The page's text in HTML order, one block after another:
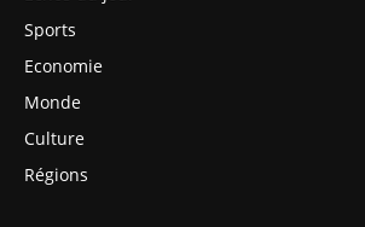
Sports
Economie
Monde
Culture
Régions